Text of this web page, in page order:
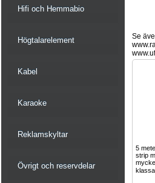
Hifi och Hemmabio
Högtalarelement
Kabel
Karaoke
Reklamskyltar
Övrigt och reservdelar
Se
5
strip